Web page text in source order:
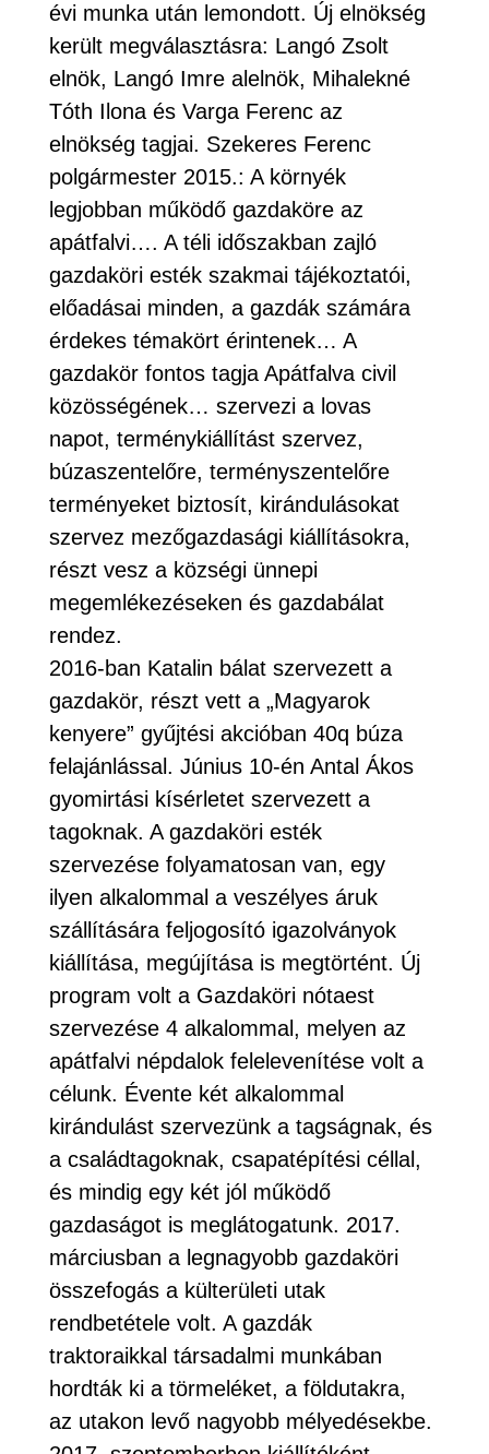
évi munka után lemondott. Új elnökség
került megválasztásra: Langó Zsolt
elnök, Langó Imre alelnök, Mihalekné
Tóth Ilona és Varga Ferenc az
elnökség tagjai. Szekeres Ferenc
polgármester 2015.: A környék
legjobban működő gazdaköre az
apátfalvi…. A téli időszakban zajló
gazdaköri esték szakmai tájékoztatói,
előadásai minden, a gazdák számára
érdekes témakört érintenek… A
gazdakör fontos tagja Apátfalva civil
közösségének… szervezi a lovas
napot, terménykiállítást szervez,
búzaszentelőre, terményszentelőre
terményeket biztosít, kirándulásokat
szervez mezőgazdasági kiállításokra,
részt vesz a községi ünnepi
megemlékezéseken és gazdabálat
rendez.
2016-ban Katalin bálat szervezett a
gazdakör, részt vett a „Magyarok
kenyere” gyűjtési akcióban 40q búza
felajánlással. Június 10-én Antal Ákos
gyomirtási kísérletet szervezett a
tagoknak. A gazdaköri esték
szervezése folyamatosan van, egy
ilyen alkalommal a veszélyes áruk
szállítására feljogosító igazolványok
kiállítása, megújítása is megtörtént. Új
program volt a Gazdaköri nótaest
szervezése 4 alkalommal, melyen az
apátfalvi népdalok felelevenítése volt a
célunk. Évente két alkalommal
kirándulást szervezünk a tagságnak, és
a családtagoknak, csapatépítési céllal,
és mindig egy két jól működő
gazdaságot is meglátogatunk. 2017.
márciusban a legnagyobb gazdaköri
összefogás a külterületi utak
rendbetétele volt. A gazdák
traktoraikkal társadalmi munkában
hordták ki a törmeléket, a földutakra,
az utakon levő nagyobb mélyedésekbe.